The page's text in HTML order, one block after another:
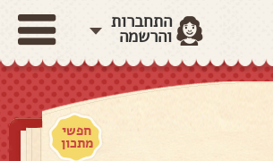
התחברות
והרשמה
חפשי
מתכון